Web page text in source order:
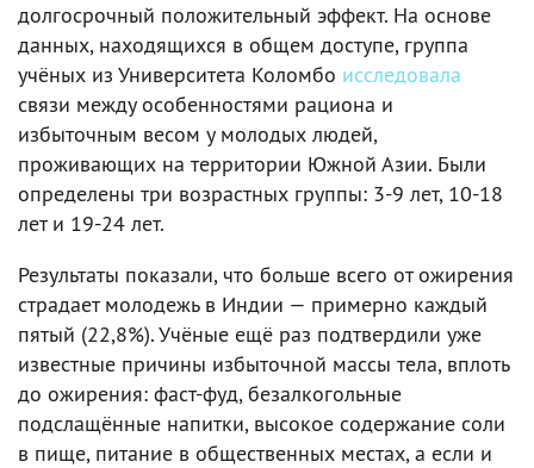
долгосрочный положительный эффект. На основе
данных, находящихся в общем доступе, группа
учёных из Университета Коломбо исследовала
связи между особенностями рациона и
избыточным весом у молодых людей,
проживающих на территории Южной Азии. Были
определены три возрастных группы: 3-9 лет, 10-18
лет и 19-24 лет.
Результаты показали, что больше всего от ожирения
страдает молодежь в Индии — примерно каждый
пятый (22,8%). Учёные ещё раз подтвердили уже
известные причины избыточной массы тела, вплоть
до ожирения: фаст-фуд, безалкогольные
подслащённые напитки, высокое содержание соли
в пище, питание в общественных местах, а если и